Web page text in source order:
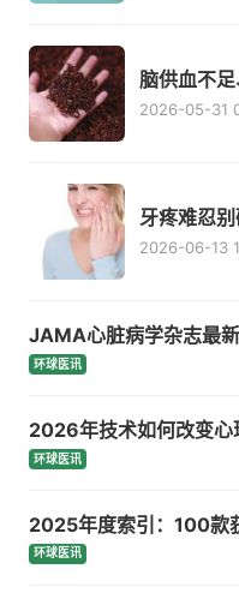
脑供血不
2026-05-31
牙疼难忍
2026-06-13
JAMA心脏病学杂志最
环球医讯
2026年技术如何改变心
环球医讯
2025年度索引：100款
环球医讯